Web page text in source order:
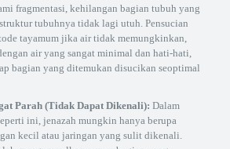
fragmentasi, kehilangan bagian tubuh yang
tubuhnya tidak lagi utuh. Pensucian
tayamum jika air tidak memungkinkan,
air yang sangat minimal dan hati-hati,
bagian yang ditemukan disucikan seoptimal
Parah (Tidak Dapat Dikenali): Dalam
ini, jenazah mungkin hanya berupa
kecil atau jaringan yang sulit dikenali.